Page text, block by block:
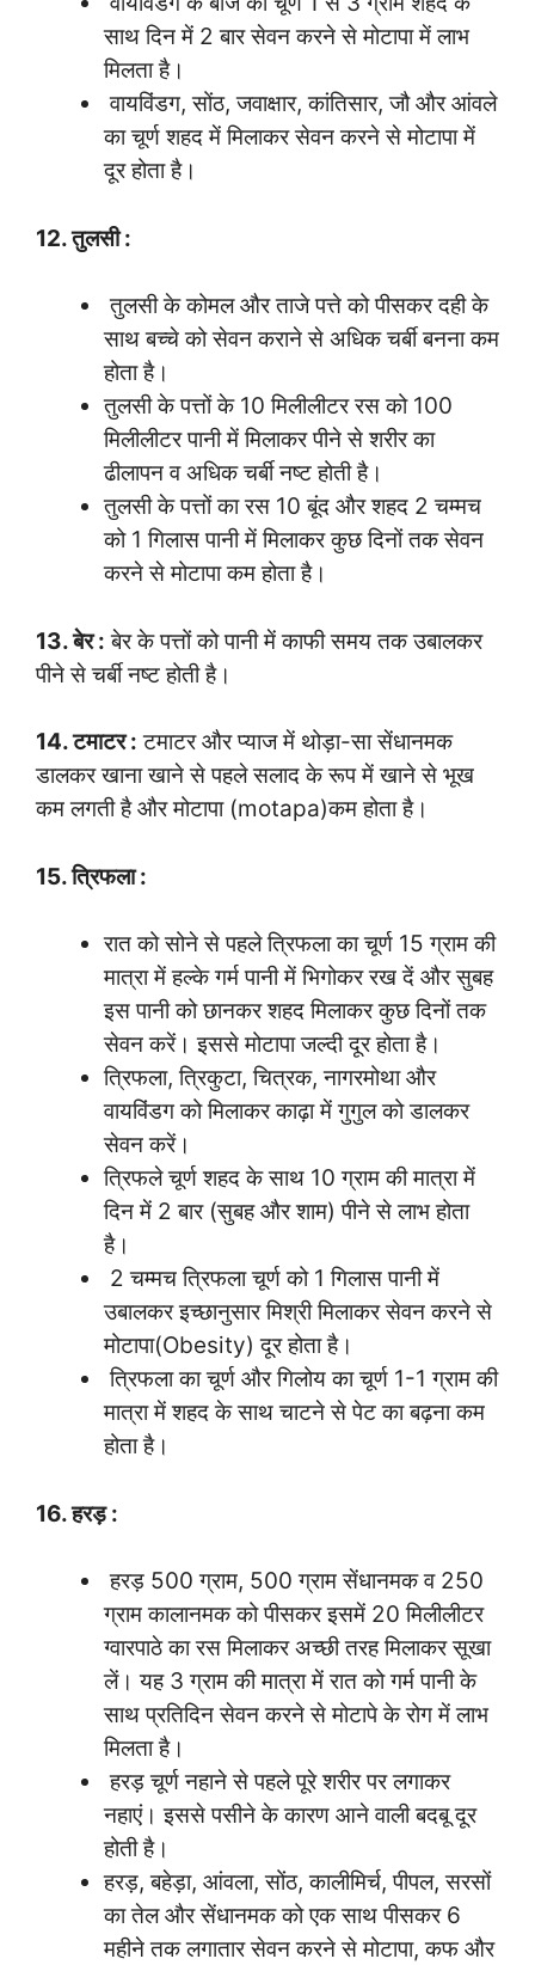
साथ दिन में 2 बार सेवन करने से मोटापा में लाभ
मिलता है।
वायविंडग, सोंठ, जवाक्षार, कांतिसार, जौ और आंवले
का चूर्ण शहद में मिलाकर सेवन करने से मोटापा में
दूर होता है।
12. तुलसी :
तुलसी के कोमल और ताजे पत्ते को पीसकर दही के
साथ बच्चे को सेवन कराने से अधिक चर्बी बनना कम
होता है।
तुलसी के पत्तों के 10 मिलीलीटर रस को 100
मिलीलीटर पानी में मिलाकर पीने से शरीर का
ढीलापन व अधिक चर्बी नष्ट होती है।
तुलसी के पत्तों का रस 10 बूंद और शहद 2 चम्मच
को 1 गिलास पानी में मिलाकर कुछ दिनों तक सेवन
करने से मोटापा कम होता है।
13. बेर : बेर के पत्तों को पानी में काफी समय तक उबालकर
पीने से चर्बी नष्ट होती है।
14. टमाटर : टमाटर और प्याज में थोड़ा-सा सेंधानमक
डालकर खाना खाने से पहले सलाद के रूप में खाने से भूख
कम लगती है और मोटापा (motapa)कम होता है।
15. त्रिफला :
रात को सोने से पहले त्रिफला का चूर्ण 15 ग्राम की
मात्रा में हल्के गर्म पानी में भिगोकर रख दें और सुबह
इस पानी को छानकर शहद मिलाकर कुछ दिनों तक
सेवन करें। इससे मोटापा जल्दी दूर होता है।
त्रिफला, त्रिकुटा, चित्रक, नागरमोथा और
वायविंडग को मिलाकर काढ़ा में गुगुल को डालकर
सेवन करें।
त्रिफले चूर्ण शहद के साथ 10 ग्राम की मात्रा में
दिन में 2 बार (सुबह और शाम) पीने से लाभ होता
है।
2 चम्मच त्रिफला चूर्ण को 1 गिलास पानी में
उबालकर इच्छानुसार मिश्री मिलाकर सेवन करने से
मोटापा(Obesity) दूर होता है।
त्रिफला का चूर्ण और गिलोय का चूर्ण 1-1 ग्राम की
मात्रा में शहद के साथ चाटने से पेट का बढ़ना कम
होता है।
16. हरड़ :
हरड़ 500 ग्राम, 500 ग्राम सेंधानमक व 250
ग्राम कालानमक को पीसकर इसमें 20 मिलीलीटर
ग्वारपाठे का रस मिलाकर अच्छी तरह मिलाकर सूखा
लें। यह 3 ग्राम की मात्रा में रात को गर्म पानी के
साथ प्रतिदिन सेवन करने से मोटापे के रोग में लाभ
मिलता है।
हरड़ चूर्ण नहाने से पहले पूरे शरीर पर लगाकर
नहाएं। इससे पसीने के कारण आने वाली बदबू दूर
होती है।
हरड़, बहेड़ा, आंवला, सोंठ, कालीमिर्च, पीपल, सरसों
का तेल और सेंधानमक को एक साथ पीसकर 6
महीने तक लगातार सेवन करने से मोटापा, कफ और